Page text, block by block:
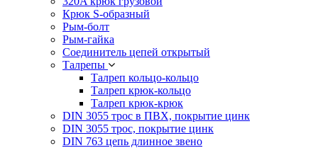
Крюк S-образный
Рым-болт
Рым-гайка
Соединитель цепей открытый
Талрепы
Талреп кольцо-кольцо
Талреп крюк-кольцо
Талреп крюк-крюк
DIN 3055 трос в ПВХ, покрытие цинк
DIN 3055 трос, покрытие цинк
DIN 763 цепь длинное звено